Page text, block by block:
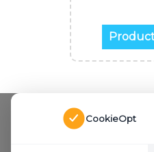
CookieOpt